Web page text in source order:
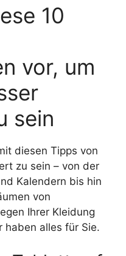
10
vor, um
sein
diesen Tipps von
zu sein – von der
Kalendern bis hin
von
Ihrer Kleidung
haben alles für Sie.